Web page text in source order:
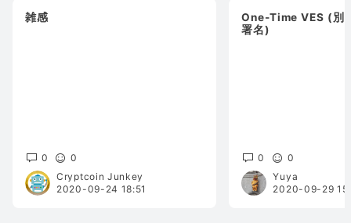
雑感
0
0
Cryptcoin Junkey
2020-09-24 18:51
One-Time VES (別
署名)
0
0
Yuya
2020-09-29